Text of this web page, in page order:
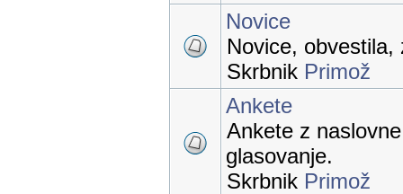
Novice
Novice, obvestila,
Skrbnik Primož
Ankete
Ankete z
glasovanje.
Skrbnik Primož